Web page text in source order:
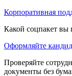
Корпоративная
Какой соцпакет вы
Оформляйте
Проверяйте
документы без